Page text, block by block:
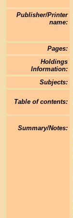
Publisher/Printer
name:
Pages:
Holdings
Information:
Subjects:
Table of contents:
Summary/Notes: